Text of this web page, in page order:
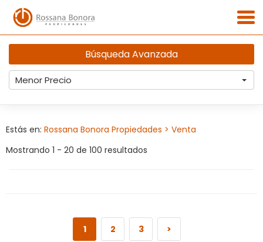
Búsqueda Avanzada
Menor Precio
Estás en: Rossana Bonora Propiedades > Venta
Mostrando 1 - 20 de 100 resultados
1 2 3 >